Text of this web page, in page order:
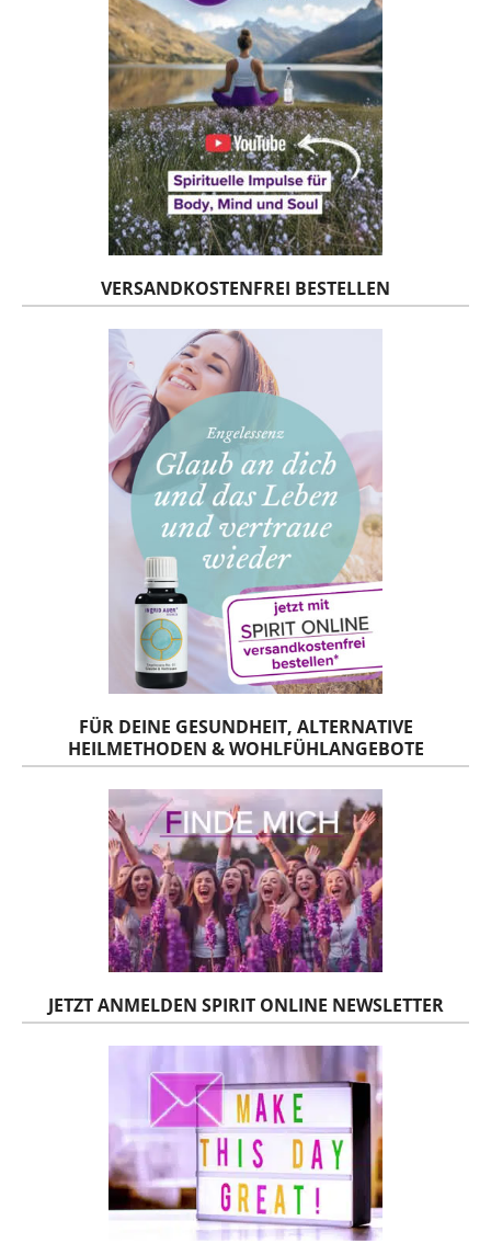
VERSANDKOSTENFREI BESTELLEN
FÜR DEINE GESUNDHEIT, ALTERNATIVE
HEILMETHODEN & WOHLFÜHLANGEBOTE
JETZT ANMELDEN SPIRIT ONLINE NEWSLETTER